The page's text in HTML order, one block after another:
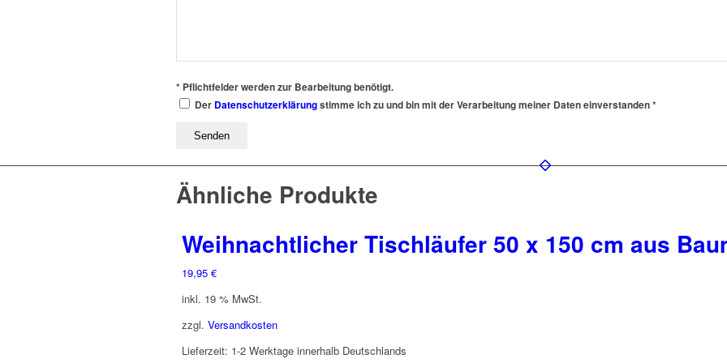
* Pflichtfelder werden zur Bearbeitung benötigt.
Der Datenschutzerklärungstimme ich zu und bin mit der Verarbeitung meiner Daten einverstanden *
Ähnliche Produkte
Weihnachtlicher Tischläufer 50 x 150 cm aus
19,95 €
inkl. 19 % MwSt.
zzgl. Versandkosten
Lieferzeit: 1-2 Werktage innerhalb Deutschlands